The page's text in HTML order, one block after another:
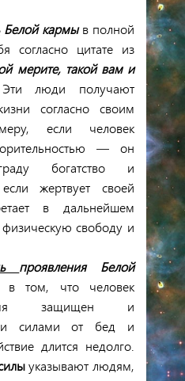
Белой кармыв полной
согласно цитате из
мерите, такой вам и
Эти люди получают
согласно своим
если человек
— он
богатство и
жертвует своей
в дальнейшем
свободу и
проявления Белой
в том, что человек
защищен и
силами от бед и
длится недолго.
указывают людям,